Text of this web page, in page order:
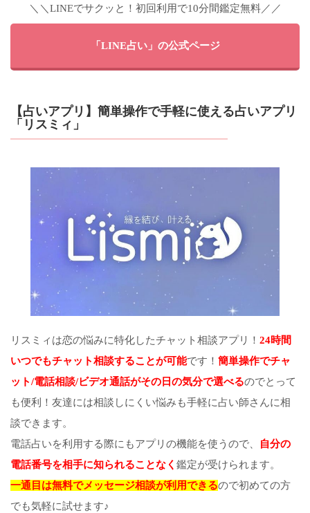
＼＼LINEでサクッと！初回利用で10分間鑑定無料／／
「LINE占い」の公式ページ
【占いアプリ】簡単操作で手軽に使える占いアプリ
「リスミィ」
リスミィは恋の悩みに特化したチャット相談アプリ！ 24時間
いつでもチャット相談することが可能です！ 簡単操作でチャ
ット/電話相談/ビデオ通話がその日の気分で選べるのでとって
も便利！友達には相談しにくい悩みも手軽に占い師さんに相
談できます。
電話占いを利用する際にもアプリの機能を使うので、
自分の
電話番号を相手に知られることなく 鑑定が受けられます。
一通目は無料でメッセージ相談が利用できるので初めての方
でも気軽に試せます♪